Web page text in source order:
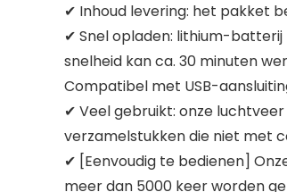
✔ Inhoud levering: het pakket
✔ Snel opladen: lithium-
snelheid kan ca. 30 minuten
Compatibel met USB-
✔ Veel gebruikt: onze
verzamelstukken die niet met
✔ [Eenvoudig te bedienen]
meer dan 5000 keer worden